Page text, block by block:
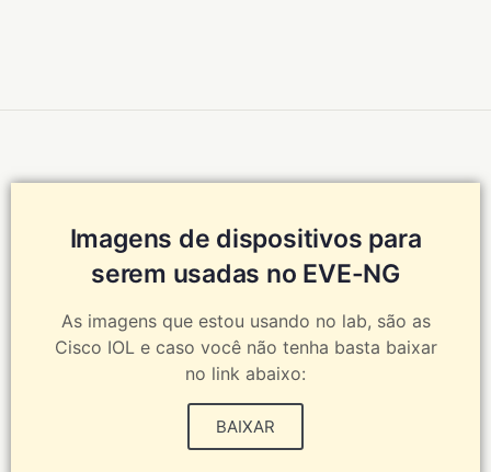
Imagens de dispositivos para
serem usadas no EVE-NG
As imagens que estou usando no lab, são as
Cisco IOL e caso você não tenha basta baixar
no link abaixo:
BAIXAR